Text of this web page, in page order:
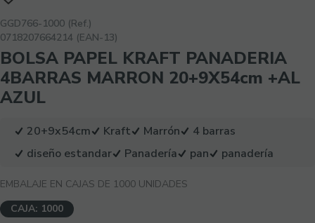
GGD766-1000 (Ref.)
0718207664214 (EAN-13)
BOLSA PAPEL KRAFT PANADERIA
4BARRAS MARRON 20+9X54cm +AL
AZUL
20+9x54cm Kraft Marrón
4 barras
diseño estandar
Panadería pan panadería
EMBALAJE EN CAJAS DE 1000 UNIDADES
CAJA: 1000